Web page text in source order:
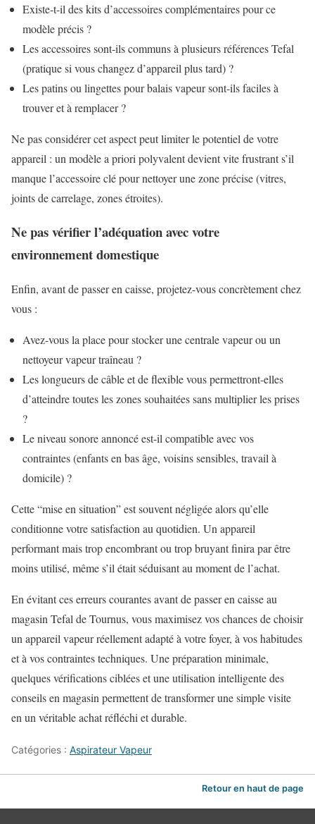
Existe-t-il des kits d’accessoires complémentaires pour ce
modèle précis ?
Les accessoires sont-ils communs à plusieurs références Tefal
(pratique si vous changez d’appareil plus tard) ?
Les patins ou lingettes pour balais vapeur sont-ils faciles à
trouver et à remplacer ?
Ne pas considérer cet aspect peut limiter le potentiel de votre
appareil : un modèle a priori polyvalent devient vite frustrant s’il
manque l’accessoire clé pour nettoyer une zone précise (vitres,
joints de carrelage, zones étroites).
Ne pas vérifier l’adéquation avec votre
environnement domestique
Enfin, avant de passer en caisse, projetez-vous concrètement chez
vous :
Avez-vous la place pour stocker une centrale vapeur ou un
nettoyeur vapeur traîneau ?
Les longueurs de câble et de flexible vous permettront-elles
d’atteindre toutes les zones souhaitées sans multiplier les prises
?
Le niveau sonore annoncé est-il compatible avec vos
contraintes (enfants en bas âge, voisins sensibles, travail à
domicile) ?
Cette “mise en situation” est souvent négligée alors qu’elle
conditionne votre satisfaction au quotidien. Un appareil
performant mais trop encombrant ou trop bruyant finira par être
moins utilisé, même s’il était séduisant au moment de l’achat.
En évitant ces erreurs courantes avant de passer en caisse au
magasin Tefal de Tournus, vous maximisez vos chances de choisir
un appareil vapeur réellement adapté à votre foyer, à vos habitudes
et à vos contraintes techniques. Une préparation minimale,
quelques vérifications ciblées et une utilisation intelligente des
conseils en magasin permettent de transformer une simple visite
en un véritable achat réfléchi et durable.
Catégories : Aspirateur Vapeur
Retour en haut de page